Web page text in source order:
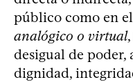
público como en
analógico o virtual
desigual de poder,
dignidad,